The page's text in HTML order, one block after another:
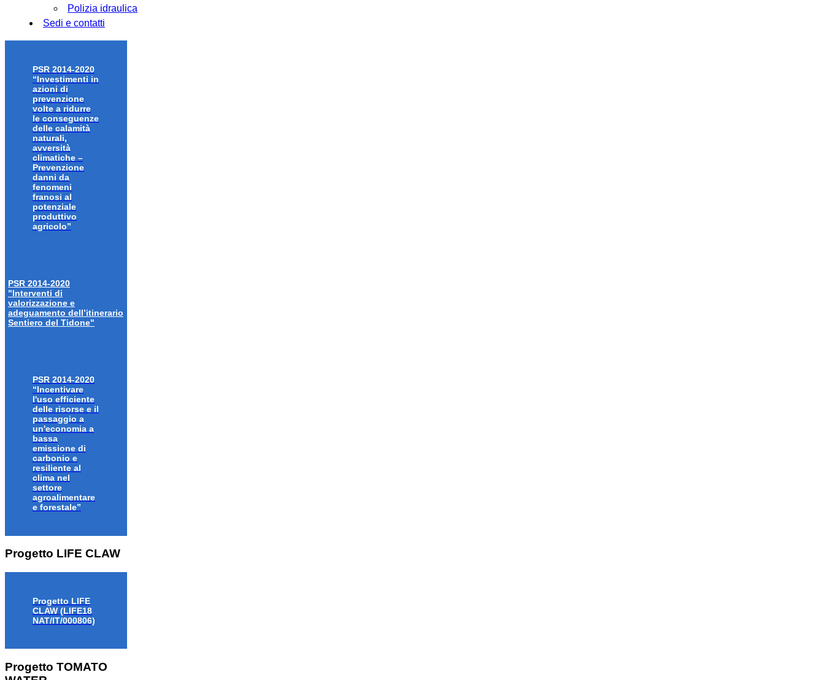
Polizia idraulica
Sedi e contatti
PSR 2014-2020
“Investimenti in
azioni di
prevenzione
volte a ridurre
le conseguenze
delle calamità
naturali,
avversità
climatiche –
Prevenzione
danni da
fenomeni
franosi al
potenziale
produttivo
agricolo”
PSR 2014-2020
"Interventi di
valorizzazione e
adeguamento dell’itinerario
Sentiero del Tidone"
PSR 2014-2020
“Incentivare
l'uso efficiente
delle risorse e il
passaggio a
un'economia a
bassa
emissione di
carbonio e
resiliente al
clima nel
settore
agroalimentare
e forestale”
Progetto LIFE CLAW
Progetto LIFE
CLAW (LIFE18
NAT/IT/000806)
Progetto TOMATO